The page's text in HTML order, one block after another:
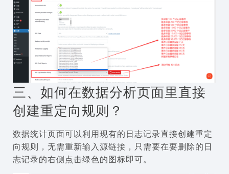
三、如何在数据分析页面里直接
创建重定向规则？
数据统计页面可以利用现有的日志记录直接创建重定
向规则，无需重新输入源链接，只需要在要删除的日
志记录的右侧点击绿色的图标即可。